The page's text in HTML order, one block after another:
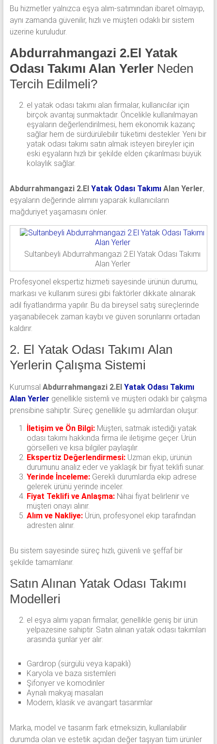
Bu hizmetler yalnızca eşya alım-satımından ibaret olmayıp,
aynı zamanda güvenilir, hızlı ve müşteri odaklı bir sistem
üzerine kuruludur.
Abdurrahmangazi 2.El Yatak
Odası Takımı Alan Yerler Neden
Tercih Edilmeli?
el yatak odası takımı alan firmalar, kullanıcılar için
birçok avantaj sunmaktadır. Öncelikle kullanılmayan
eşyaların değerlendirilmesi, hem ekonomik kazanç
sağlar hem de sürdürülebilir tüketimi destekler. Yeni bir
yatak odası takımı satın almak isteyen bireyler için
eski eşyaların hızlı bir şekilde elden çıkarılması büyük
kolaylık sağlar.
Abdurrahmangazi 2.El Yatak Odası TakımıAlan Yerler,
eşyaların değerinde alımını yaparak kullanıcıların
mağduriyet yaşamasını önler.
Sultanbeyli Abdurrahmangazi 2.El Yatak Odası Takımı
Alan Yerler
Profesyonel ekspertiz hizmeti sayesinde ürünün durumu,
markası ve kullanım süresi gibi faktörler dikkate alınarak
adil fiyatlandırma yapılır. Bu da bireysel satış süreçlerinde
yaşanabilecek zaman kaybı ve güven sorunlarını ortadan
kaldırır.
2. El Yatak Odası Takımı Alan
Yerlerin Çalışma Sistemi
Kurumsal Abdurrahmangazi 2.El Yatak Odası Takımı
Alan Yerler genellikle sistemli ve müşteri odaklı bir çalışma
prensibine sahiptir. Süreç genellikle şu adımlardan oluşur:
İletişim ve Ön Bilgi:Müşteri, satmak istediği yatak
odası takımı hakkında firma ile iletişime geçer. Ürün
görselleri ve kısa bilgiler paylaşılır.
Ekspertiz Değerlendirmesi:Uzman ekip, ürünün
durumunu analiz eder ve yaklaşık bir fiyat teklifi sunar.
Yerinde İnceleme:Gerekli durumlarda ekip adrese
gelerek ürünü yerinde inceler.
Fiyat Teklifi ve Anlaşma:Nihai fiyat belirlenir ve
müşteri onayı alınır.
Alım ve Nakliye:Ürün, profesyonel ekip tarafından
adresten alınır.
Bu sistem sayesinde süreç hızlı, güvenli ve şeffaf bir
şekilde tamamlanır.
Satın Alınan Yatak Odası Takımı
Modelleri
el eşya alımı yapan firmalar, genellikle geniş bir ürün
yelpazesine sahiptir. Satın alınan yatak odası takımları
arasında şunlar yer alır:
Gardırop (sürgülü veya kapaklı)
Karyola ve baza sistemleri
Şifonyer ve komodinler
Aynalı makyaj masaları
Modern, klasik ve avangart tasarımlar
Marka, model ve tasarım fark etmeksizin, kullanılabilir
durumda olan ve estetik açıdan değer taşıyan tüm ürünler